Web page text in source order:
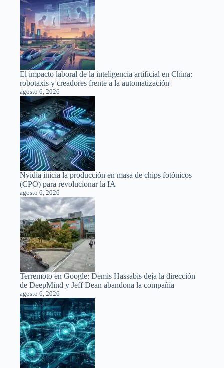
El impacto laboral de la inteligencia artificial en China:
robotaxis y creadores frente a la automatización
agosto 6, 2026
Nvidia inicia la producción en masa de chips fotónicos
(CPO) para revolucionar la IA
agosto 6, 2026
Terremoto en Google: Demis Hassabis deja la dirección
de DeepMind y Jeff Dean abandona la compañía
agosto 6, 2026